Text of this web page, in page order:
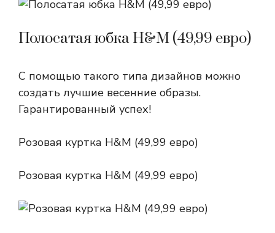
Полосатая юбка H&M (49,99 евро)
С помощью такого типа дизайнов можно
создать лучшие весенние образы.
Гарантированный успех!
Розовая куртка H&M (49,99 евро)
Розовая куртка H&M (49,99 евро)